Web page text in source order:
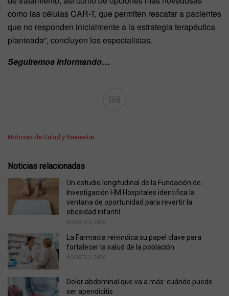
como las células CAR-T, que permiten rescatar a pacientes
que no responden inicialmente a la estrategia terapéutica
planteada”, concluyen los especialistas.
Seguiremos Informando…
Ad
C
e
Noticias de Salud y Bienestar
Noticias relacionadas
Un estudio longitudinal de la Fundación de
Investigación HM Hospitales identifica la
ventana de oportunidad para revertir la
obesidad infantil
AGOSTO 6, 2026
La Farmacia reivindica su papel clave para
fortalecer la salud de la población
AGOSTO 6, 2026
Dolor abdominal que va a más: cuándo puede
ser apendicitis